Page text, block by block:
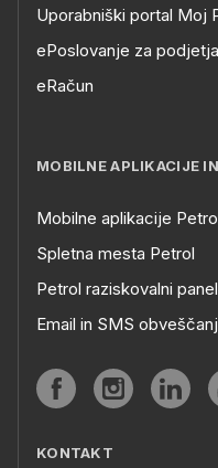
Uporabniški portal Moj
ePoslovanje za podjetja
eRačun
MOBILNE APLIKACIJE
Mobilne aplikacije
Spletna mesta Petrol
Petrol raziskovalni panel
Email in SMS
KONTAKT